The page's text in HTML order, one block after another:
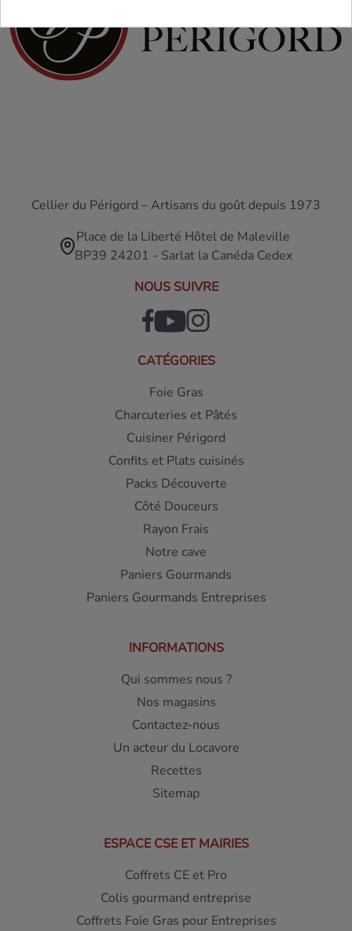
Cellier du Périgord – Artisans du goût depuis 1973
Place de la Liberté Hôtel de Maleville
BP39 24201 - Sarlat la Canéda Cedex
NOUS SUIVRE
CATÉGORIES
Foie Gras
Charcuteries et Pâtés
Cuisiner Périgord
Confits et Plats cuisinés
Packs Découverte
Côté Douceurs
Rayon Frais
Notre cave
Paniers Gourmands
Paniers Gourmands Entreprises
INFORMATIONS
Qui sommes nous ?
Nos magasins
Contactez-nous
Un acteur du Locavore
Recettes
Sitemap
ESPACE CSE ET MAIRIES
Coffrets CE et Pro
Colis gourmand entreprise
Coffrets Foie Gras pour Entreprises